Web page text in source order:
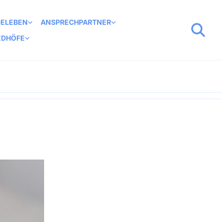
ANSPRECHPARTNER